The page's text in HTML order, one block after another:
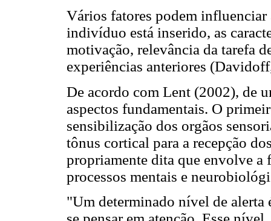
Vários fatores podem
indivíduo está inserido, as
motivação, relevância da tarefa
experiências anteriores
De acordo com Lent (2002), de
aspectos fundamentais. O
sensibilização dos orgãos
tônus cortical para a recepção
propriamente dita que envolve a
processos mentais e
"Um determinado nível de alerta